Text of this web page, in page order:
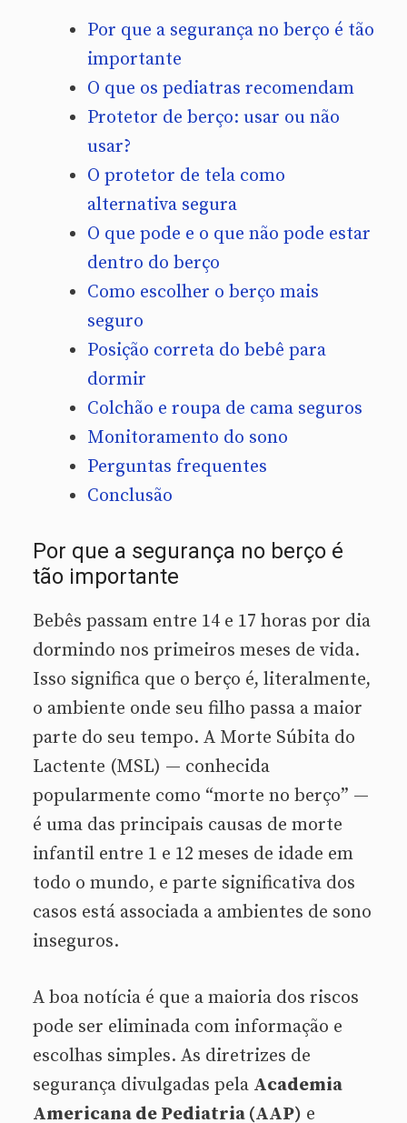
Por que a segurança no berço é tão
importante
O que os pediatras recomendam
Protetor de berço: usar ou não
usar?
O protetor de tela como
alternativa segura
O que pode e o que não pode estar
dentro do berço
Como escolher o berço mais
seguro
Posição correta do bebê para
dormir
Colchão e roupa de cama seguros
Monitoramento do sono
Perguntas frequentes
Conclusão
Por que a segurança no berço é
tão importante
Bebês passam entre 14 e 17 horas por dia
dormindo nos primeiros meses de vida.
Isso significa que o berço é, literalmente,
o ambiente onde seu filho passa a maior
parte do seu tempo. A Morte Súbita do
Lactente (MSL) — conhecida
popularmente como “morte no berço” —
é uma das principais causas de morte
infantil entre 1 e 12 meses de idade em
todo o mundo, e parte significativa dos
casos está associada a ambientes de sono
inseguros.
A boa notícia é que a maioria dos riscos
pode ser eliminada com informação e
escolhas simples. As diretrizes de
segurança divulgadas pela Academia
Americana de Pediatria (AAP) e